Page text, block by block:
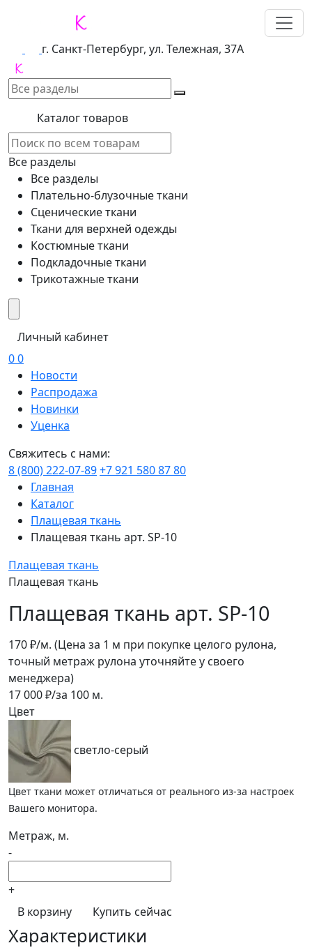
г. Санкт-Петербург, ул. Тележная, 37А
Каталог товаров
Все разделы
Все разделы
Плательно-блузочные ткани
Сценические ткани
Ткани для верхней одежды
Костюмные ткани
Подкладочные ткани
Трикотажные ткани
Личный кабинет
00
Новости
Распродажа
Новинки
Уценка
Свяжитесь с нами:
8 (800) 222-07-89+7 921 580 87 80
Главная
Каталог
Плащевая ткань
Плащевая ткань арт. SP-10
Плащевая ткань
Плащевая ткань
Плащевая ткань арт. SP-10
170₽/м. (Цена за 1 м при покупке целого рулона,
точный метраж рулона уточняйте у своего
менеджера)
17 000₽/за 100 м.
Цвет
светло-серый
Цвет ткани может отличаться от реального из-за настроек
Вашего монитора.
Метраж, м.
-
+
В корзину
Купить сейчас
Характеристики